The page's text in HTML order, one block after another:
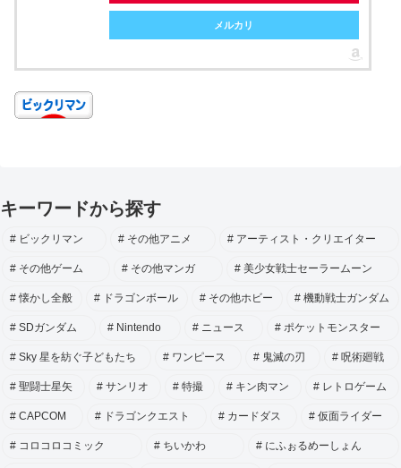
メルカリ
キーワードから探す
ビックリマン その他アニメ アーティスト・クリエイター
その他ゲーム その他マンガ 美少女戦士セーラームーン
懐かし全般 ドラゴンボール その他ホビー 機動戦士ガンダム
SDガンダム Nintendo ニュース ポケットモンスター
Sky 星を紡ぐ子どもたち ワンピース 鬼滅の刃 呪術廻戦
聖闘士星矢 サンリオ 特撮 キン肉マン レトロゲーム
CAPCOM ドラゴンクエスト カードダス 仮面ライダー
コロコロコミック ちいかわ にふぉるめーしょん